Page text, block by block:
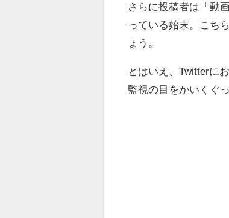
さらに投稿者は「動
っている始末。こち
ょう。
とはいえ、Twitterに
監視の目をかいくぐ